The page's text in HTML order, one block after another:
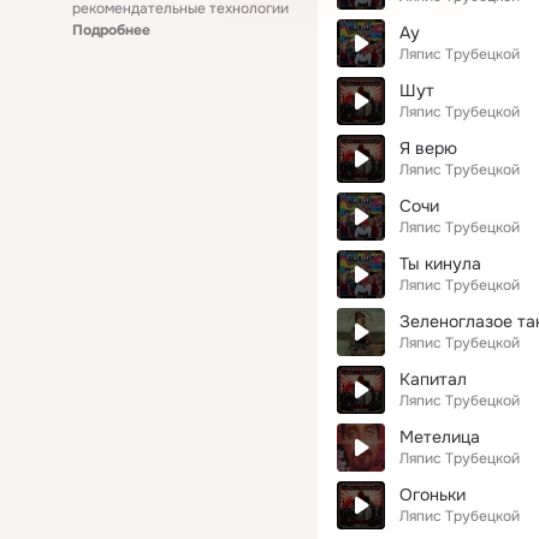
рекомендательные технологии
Подробнее
Ау
Ляпис Трубецкой
Шут
Ляпис Трубецкой
Я верю
Ляпис Трубецкой
Сочи
Ляпис Трубецкой
Ты кинула
Ляпис Трубецкой
Зеленоглазое
Ляпис Трубецкой
Капитал
Ляпис Трубецкой
Метелица
Ляпис Трубецкой
Огоньки
Ляпис Трубецкой